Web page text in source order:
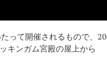
って開催されるもので、20
キンガム宮殿の屋上から